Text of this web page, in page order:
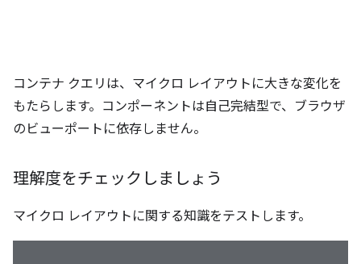
コンテナ クエリは、マイクロ レイアウトに大きな変化を
もたらします。コンポーネントは自己完結型で、ブラウザ
のビューポートに依存しません。
理解度をチェックしましょう
マイクロ レイアウトに関する知識をテストします。